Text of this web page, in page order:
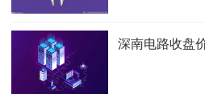
深南电路收盘